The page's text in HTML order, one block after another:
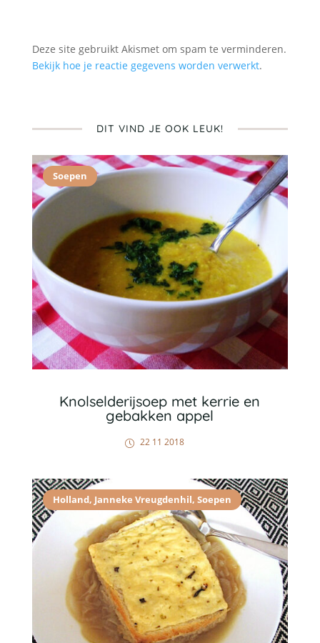
Deze site gebruikt Akismet om spam te verminderen.
Bekijk hoe je reactie gegevens worden verwerkt.
DIT VIND JE OOK LEUK!
Soepen
Knolselderijsoep met kerrie en
gebakken appel
22 11 2018
Holland, Janneke Vreugdenhil, Soepen